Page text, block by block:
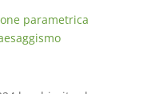
parametrica